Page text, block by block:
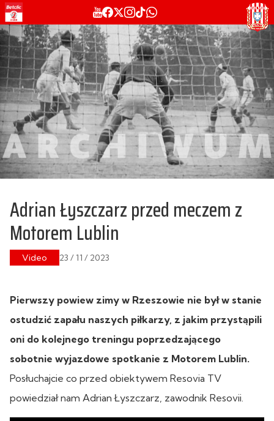
Adrian Łyszczarz przed meczem z
Motorem Lublin
Video 23 / 11 / 2023
Pierwszy powiew zimy w Rzeszowie nie był w stanie
ostudzić zapału naszych piłkarzy, z jakim przystąpili
oni do kolejnego treningu poprzedzającego
sobotnie wyjazdowe spotkanie z Motorem Lublin.
Posłuchajcie co przed obiektywem Resovia TV
powiedział nam Adrian Łyszczarz, zawodnik Resovii.